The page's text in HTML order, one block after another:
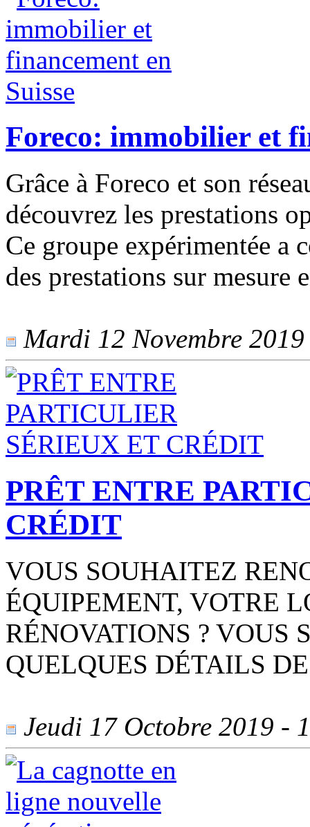
Foreco: immobilier et
Grâce à Foreco et son
découvrez les prestations
Ce groupe expérimentée a
des prestations sur mesure
Mardi 12 Novembre
PRÊT ENTRE
CRÉDIT
VOUS SOUHAITEZ
ÉQUIPEMENT, VOTRE
RÉNOVATIONS ? VOUS
QUELQUES DÉTAILS
Jeudi 17 Octobre 2019 -